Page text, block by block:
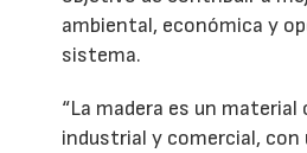
ambiental, económica y
sistema.
“La madera es un material
industrial y comercial, con